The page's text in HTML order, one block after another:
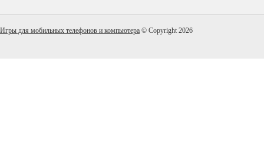
Игры для мобильных телефонов и компьютера © Copyright 2026